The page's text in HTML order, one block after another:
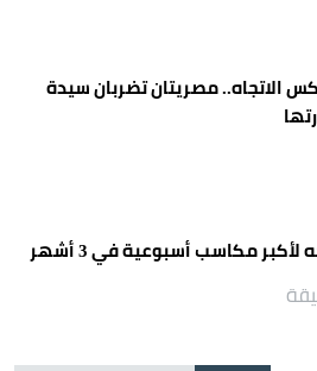
الاتجاه.. مصريتان تضربان سيدة
لأكبر مكاسب أسبوعية في 3 أشهر